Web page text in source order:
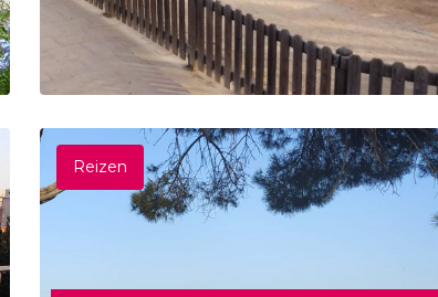
Reizen